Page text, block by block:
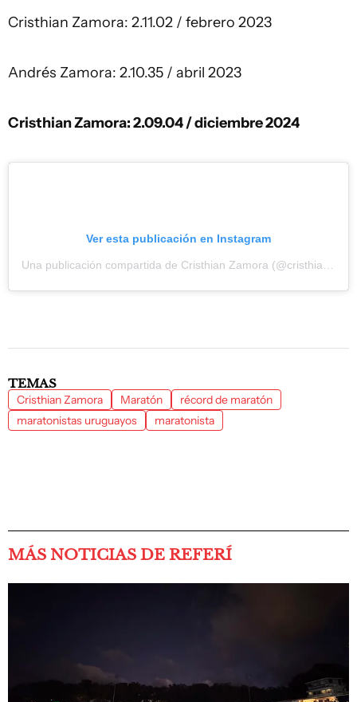
Cristhian Zamora: 2.11.02 / febrero 2023
Andrés Zamora: 2.10.35 / abril 2023
Cristhian Zamora: 2.09.04 / diciembre 2024
Ver esta publicación en Instagram
TEMAS
Cristhian Zamora Maratón
récord de maratón
maratonistas uruguayos
maratonista
MÁS NOTICIAS DE REFERÍ